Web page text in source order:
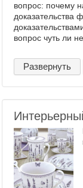
вопрос: почему
доказательства
вопрос чуть ли не
Развернуть